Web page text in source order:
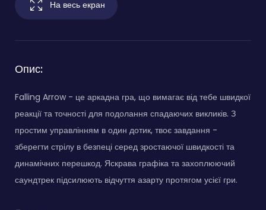
На весь екран
Опис:
Falling Arrow - це аркадна гра, що вимагає від тебе швидкої
реакції та точності для подолання спадаючих викликів. З
простим управлінням в один дотик, твоє завдання -
зберегти стрілу в безпеці серед зростаючої швидкості та
динамічних перешкод. Яскрава графіка та захоплюючий
саундтрек підсилюють відчуття азарту протягом усієї гри.